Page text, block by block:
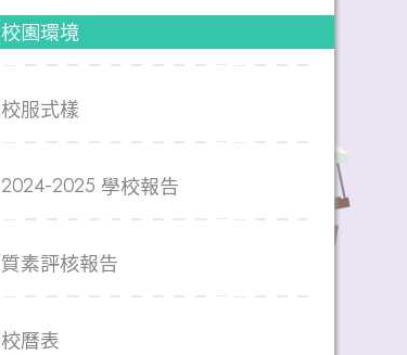
校園環境
校服式樣
2024-2025 學校報告
質素評核報告
校曆表